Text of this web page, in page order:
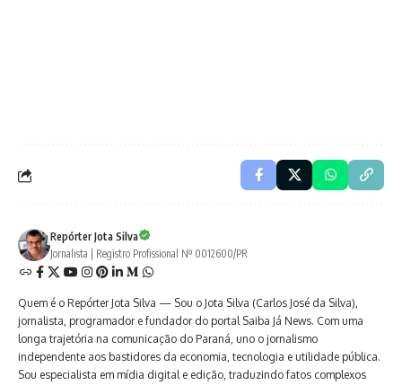
Repórter Jota Silva
Jornalista | Registro Profissional Nº 0012600/PR
Quem é o Repórter Jota Silva — Sou o Jota Silva (Carlos José da Silva),
jornalista, programador e fundador do portal Saiba Já News. Com uma
longa trajetória na comunicação do Paraná, uno o jornalismo
independente aos bastidores da economia, tecnologia e utilidade pública.
Sou especialista em mídia digital e edição, traduzindo fatos complexos